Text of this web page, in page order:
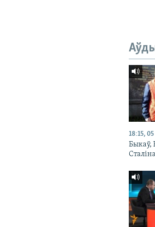
18:15,
Быкаў,
Сталіна